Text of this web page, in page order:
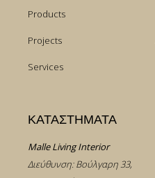
Products
Projects
Services
ΚΑΤΑΣΤΗΜΑΤΑ
Malle Living Interior
Διεύθυνση: Βούλγαρη 33,